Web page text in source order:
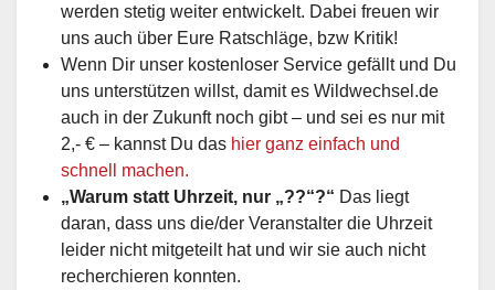
werden stetig weiter entwickelt. Dabei freuen wir
uns auch über Eure Ratschläge, bzw Kritik!
Wenn Dir unser kostenloser Service gefällt und Du
uns unterstützen willst, damit es Wildwechsel.de
auch in der Zukunft noch gibt – und sei es nur mit
2,- € – kannst Du das hier ganz einfach und
schnell machen.
„Warum statt Uhrzeit, nur „??“?“ Das liegt
daran, dass uns die/der Veranstalter die Uhrzeit
leider nicht mitgeteilt hat und wir sie auch nicht
recherchieren konnten.